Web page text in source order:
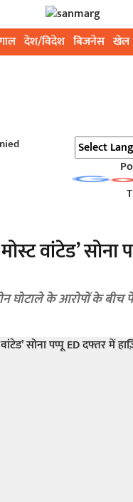
देश/विदेश बिजनेस खेल
वांटेड’ सोना
घोटाले के आरोपों के बीच